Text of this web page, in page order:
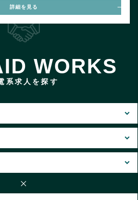
詳細を見る
WORKS
系求人を探す